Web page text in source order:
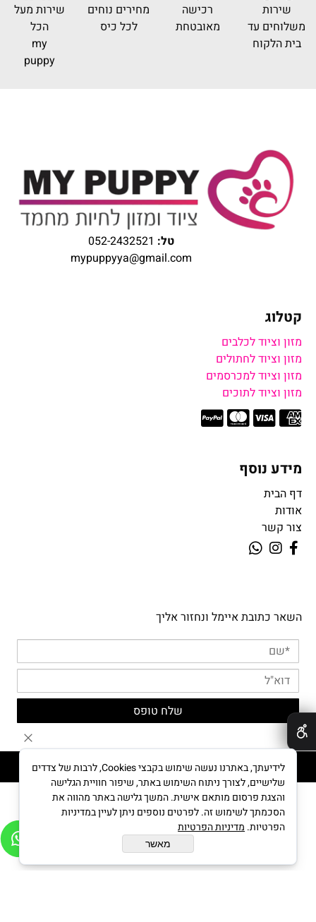
שירות
משלוחים עד
בית הלקוח
רכישה
מאובטחת
מחירים נוחים
לכל כיס
שירות מעל
הכל
my
puppy
טל: 052-2432521
mypuppyya@gmail.com
קטלוג
מזון וציוד לכלבים
מזון וציוד לחתולים
מזון וציוד למכרסמים
מזון וציוד לתוכים
מידע נוסף
דף הבית
אודות
צור קשר
השאר כתובת איימל ונחזור אליך
MYPUPPY © All Rights reserved
בניית אתרים
לידיעתך, באתרנו נעשה שימוש בקבצי Cookies, לרבות של צדדים
שלישיים, לצורך ניתוח השימוש באתר, שיפור חוויית הגלישה
והצגת פרסום מותאם אישית. המשך גלישה באתר מהווה את
הסכמתך לשימוש זה. לפרטים נוספים ניתן לעיין במדיניות
הפרטיות. מדיניות הפרטיות
מאשר